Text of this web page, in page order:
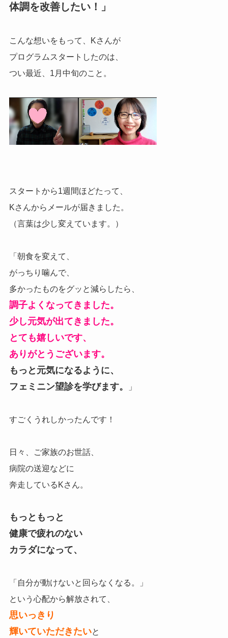
体調を改善したい！」
こんな想いをもって、Kさんが
プログラムスタートしたのは、
つい最近、1月中旬のこと。
スタートから1週間ほどたって、
Kさんからメールが届きました。
（言葉は少し変えています。）
「朝食を変えて、
がっちり噛んで、
多かったものをグッと減らしたら、
調子よくなってきました。
少し元気が出てきました。
とても嬉しいです、
ありがとうございます。
もっと元気になるように、
フェミニン望診を学びます。
」
すごくうれしかったんです！
日々、ご家族のお世話、
病院の送迎などに
奔走しているKさん。
もっともっと
健康で疲れのない
カラダになって、
「自分が動けないと回らなくなる。」
という心配から解放されて、
思いっきり
輝いていただきたいと